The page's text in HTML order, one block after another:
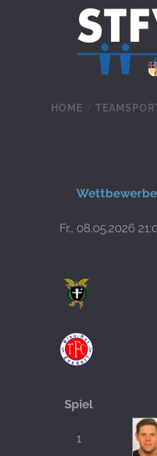
Zum Hauptinhalt springen
HOME
Wettbewerbe
Fr., 08.05.2026
Spiel
1